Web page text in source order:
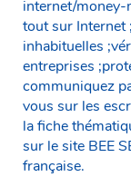
internet/money-
tout sur Internet
inhabituelles
entreprises
communiquez
vous sur les
la fiche
sur le site BEE
française.